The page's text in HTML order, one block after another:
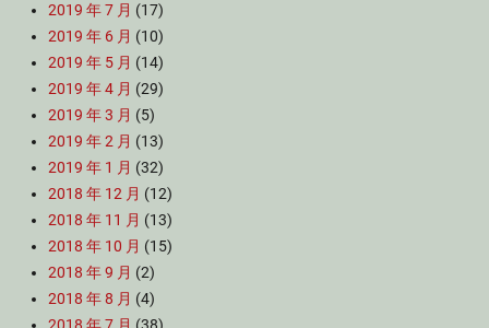
2019 年 7 月 (17)
2019 年 6 月 (10)
2019 年 5 月 (14)
2019 年 4 月 (29)
2019 年 3 月 (5)
2019 年 2 月 (13)
2019 年 1 月 (32)
2018 年 12 月 (12)
2018 年 11 月 (13)
2018 年 10 月 (15)
2018 年 9 月 (2)
2018 年 8 月 (4)